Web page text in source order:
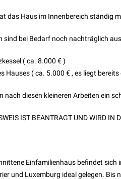
das Haus im Innenbereich ständig
sind bei Bedarf noch nachträglich
( ca. 8.000 € )
Hauses ( ca. 5.000 € , es liegt
nach diesen kleineren Arbeiten ein
IST BEANTRAGT UND WIRD IN
Einfamilienhaus befindet
und Luxemburg ideal gelegen. Bis